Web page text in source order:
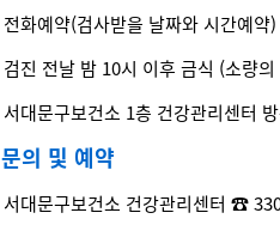
전화예약(검사받을 날짜와 시간예약)
검진 전날 밤 10시 이후 금식 (소량
서대문구보건소 1층 건강관리센터
문의 및 예약
서대문구보건소 건강관리센터 ☎